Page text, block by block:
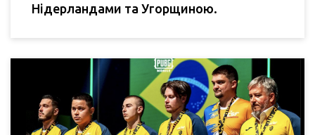
Нідерландами та Угорщиною.